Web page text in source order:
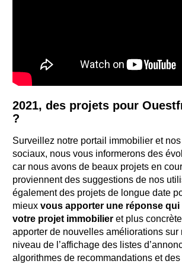
2021, des projets pour
?
Surveillez notre portail immobilier et
sociaux, nous vous informerons des
car nous avons de beaux projets en
proviennent des suggestions de nos
également des projets de longue date
mieux vous apporter une réponse
votre projet immobilier et plus
apporter de nouvelles améliorations sur
niveau de l’affichage des listes
algorithmes de recommandations et